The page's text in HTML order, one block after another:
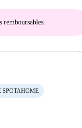
remboursables.
SPOTAHOME